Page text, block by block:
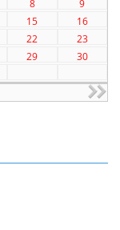
8
9
15
16
22
23
29
30